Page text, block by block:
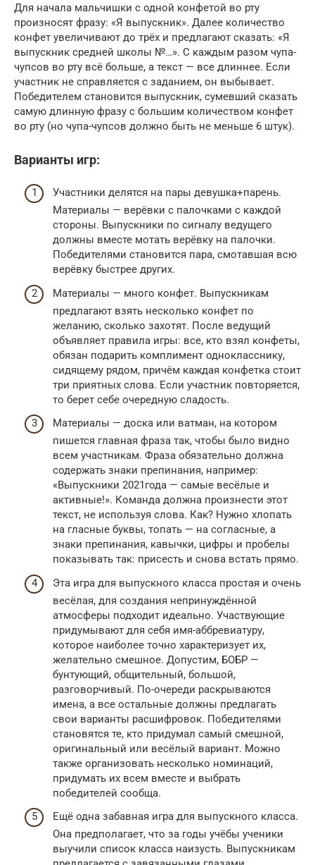
Для начала мальчишки с одной конфетой во рту
произносят фразу: «Я выпускник». Далее количество
конфет увеличивают до трёх и предлагают сказать: «Я
выпускник средней школы №…». С каждым разом чупа-
чупсов во рту всё больше, а текст — все длиннее. Если
участник не справляется с заданием, он выбывает.
Победителем становится выпускник, сумевший сказать
самую длинную фразу с большим количеством конфет
во рту (но чупа-чупсов должно быть не меньше 6 штук).
Варианты игр:
Участники делятся на пары девушка+парень.
Материалы — верёвки с палочками с каждой
стороны. Выпускники по сигналу ведущего
должны вместе мотать верёвку на палочки.
Победителями становится пара, смотавшая всю
верёвку быстрее других.
Материалы — много конфет. Выпускникам
предлагают взять несколько конфет по
желанию, сколько захотят. После ведущий
объявляет правила игры: все, кто взял конфеты,
обязан подарить комплимент однокласснику,
сидящему рядом, причём каждая конфетка стоит
три приятных слова. Если участник повторяется,
то берет себе очередную сладость.
Материалы — доска или ватман, на котором
пишется главная фраза так, чтобы было видно
всем участникам. Фраза обязательно должна
содержать знаки препинания, например:
«Выпускники 2021года — самые весёлые и
активные!». Команда должна произнести этот
текст, не используя слова. Как? Нужно хлопать
на гласные буквы, топать — на согласные, а
знаки препинания, кавычки, цифры и пробелы
показывать так: присесть и снова встать прямо.
Эта игра для выпускного класса простая и очень
весёлая, для создания непринуждённой
атмосферы подходит идеально. Участвующие
придумывают для себя имя-аббревиатуру,
которое наиболее точно характеризует их,
желательно смешное. Допустим, БОБР —
бунтующий, общительный, большой,
разговорчивый. По-очереди раскрываются
имена, а все остальные должны предлагать
свои варианты расшифровок. Победителями
становятся те, кто придумал самый смешной,
оригинальный или весёлый вариант. Можно
также организовать несколько номинаций,
придумать их всем вместе и выбрать
победителей сообща.
Ещё одна забавная игра для выпускного класса.
Она предполагает, что за годы учёбы ученики
выучили список класса наизусть. Выпускникам